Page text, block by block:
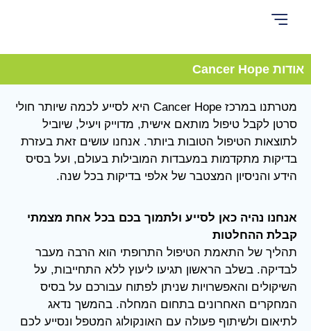
אודות Cancer Hope
מטרתנו במרכז Cancer Hope היא לסייע לכמה שיותר חולי
סרטן לקבל טיפול מותאם אישית, מדוייק ויעיל, שיוביל
לתוצאות הטיפול הטובות ביותר. אנחנו עושים זאת בעזרת
בדיקות מתקדמות במעבדות המובילות בעולם, ועל בסיס
הידע והניסיון המצטבר של אלפי בדיקות בכל שנה.
אנחנו נהיה כאן לסייע ולתמוך בכם בכל אחת מצמתי
קבלת ההחלטות
תהליך של התאמת הטיפול התרופתי הוא הרבה מעבר
לבדיקה. בשלב הראשון תגיעו ליעוץ ללא התחייבות, על
השיקולים והאפשרויות שניתן לפתוח עבורכם על בסיס
המחקרים האחרונים בתחום המחלה. בהמשך נדאג
לתיאום ולשיתוף פעולה עם האונקולוג המטפל ונסייע לכם